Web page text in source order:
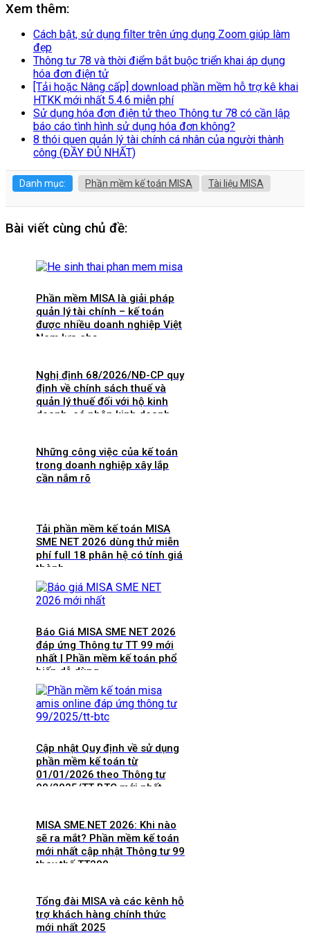
Xem thêm:
Cách bật, sử dụng filter trên ứng dụng Zoom giúp làm
đẹp
Thông tư 78 và thời điểm bắt buộc triển khai áp dụng
hóa đơn điện tử
[Tải hoặc Nâng cấp] download phần mềm hỗ trợ kê khai
HTKK mới nhất 5.4.6 miễn phí
Sử dụng hóa đơn điện tử theo Thông tư 78 có cần lập
báo cáo tình hình sử dụng hóa đơn không?
8 thói quen quản lý tài chính cá nhân của người thành
công (ĐẦY ĐỦ NHẤT)
Danh mục: Phần mềm kế toán MISA Tài liệu MISA
Bài viết cùng chủ đề:
Phần mềm MISA là giải pháp
quản lý tài chính – kế toán
được nhiều doanh nghiệp Việt
Nam lựa chọ
Nghị định 68/2026/NĐ-CP quy
định về chính sách thuế và
quản lý thuế đối với hộ kinh
doanh, cá nhân kinh doanh
Những công việc của kế toán
trong doanh nghiệp xây lắp
cần nắm rõ
Tải phần mềm kế toán MISA
SME NET 2026 dùng thử miễn
phí full 18 phân hệ có tính giá
thành
Báo Giá MISA SME NET 2026
đáp ứng Thông tư TT 99 mới
nhất | Phần mềm kế toán phổ
biến dễ dùng
Cập nhật Quy định về sử dụng
phần mềm kế toán từ
01/01/2026 theo Thông tư
99/2025/TT-BTC mới nhất
MISA SME.NET 2026: Khi nào
sẽ ra mắt? Phần mềm kế toán
mới nhất cập nhật Thông tư 99
thay thế TT200
Tổng đài MISA và các kênh hỗ
trợ khách hàng chính thức
mới nhất 2025